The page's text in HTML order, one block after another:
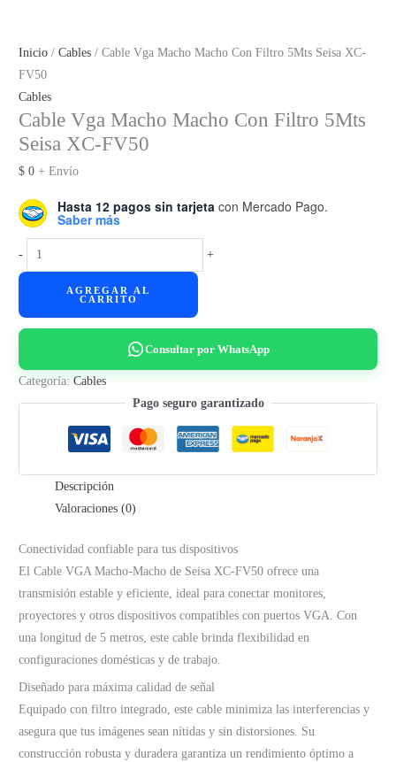
Inicio /Cables / Cable Vga Macho Macho Con Filtro 5Mts Seisa XC-
FV50
Cables
Cable Vga Macho Macho Con Filtro 5Mts
Seisa XC-FV50
$ 0 + Envío
Hasta 12 pagos sin tarjeta con Mercado Pago.
Saber más
-
Cable
Vga
5Mts
Seisa
+
AGREGAR AL
CARRITO
Consultar por WhatsApp
Categoría:Cables
Pago seguro garantizado
Descripción
Valoraciones (0)
Conectividad confiable para tus dispositivos
El Cable VGA Macho-Macho de Seisa XC-FV50 ofrece una
transmisión estable y eficiente, ideal para conectar monitores,
proyectores y otros dispositivos compatibles con puertos VGA. Con
una longitud de 5 metros, este cable brinda flexibilidad en
configuraciones domésticas y de trabajo.
Diseñado para máxima calidad de señal
Equipado con filtro integrado, este cable minimiza las interferencias y
asegura que tus imágenes sean nítidas y sin distorsiones. Su
construcción robusta y duradera garantiza un rendimiento óptimo a